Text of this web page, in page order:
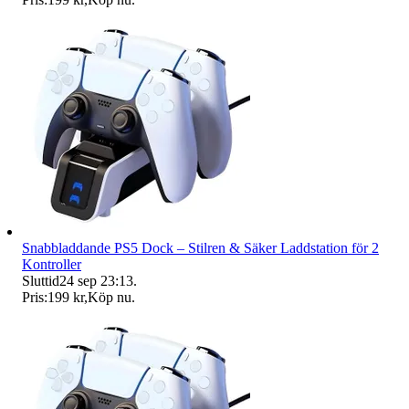
Snabbladdande PS5 Dock – Stilren & Säker Laddstation för 2
Kontroller
Sluttid24 sep 23:13.
Pris:199 kr,Köp nu.